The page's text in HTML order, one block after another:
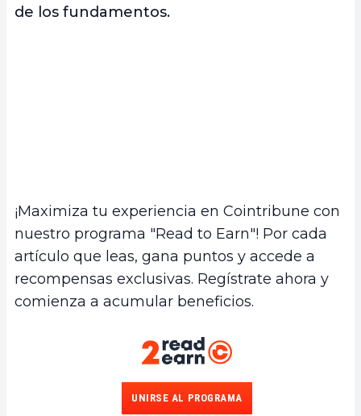
de los fundamentos.
¡Maximiza tu experiencia en Cointribune con
nuestro programa "Read to Earn"! Por cada
artículo que leas, gana puntos y accede a
recompensas exclusivas. Regístrate ahora y
comienza a acumular beneficios.
UNIRSE AL PROGRAMA